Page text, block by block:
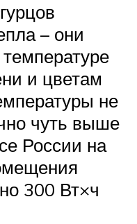
– они
и цветам
не
чуть выше
России на
300 Вт×ч